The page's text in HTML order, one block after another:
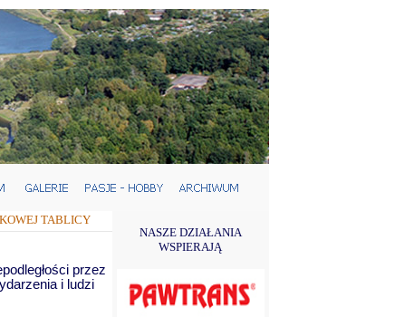
TABLICY
NASZE DZIAŁANIA
WSPIERAJĄ
przez
i ludzi